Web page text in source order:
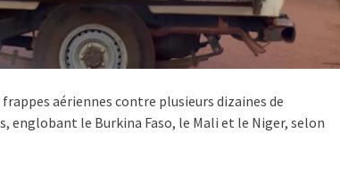
frappes aériennes contre plusieurs dizaines de
le Burkina Faso, le Mali et le Niger, selon